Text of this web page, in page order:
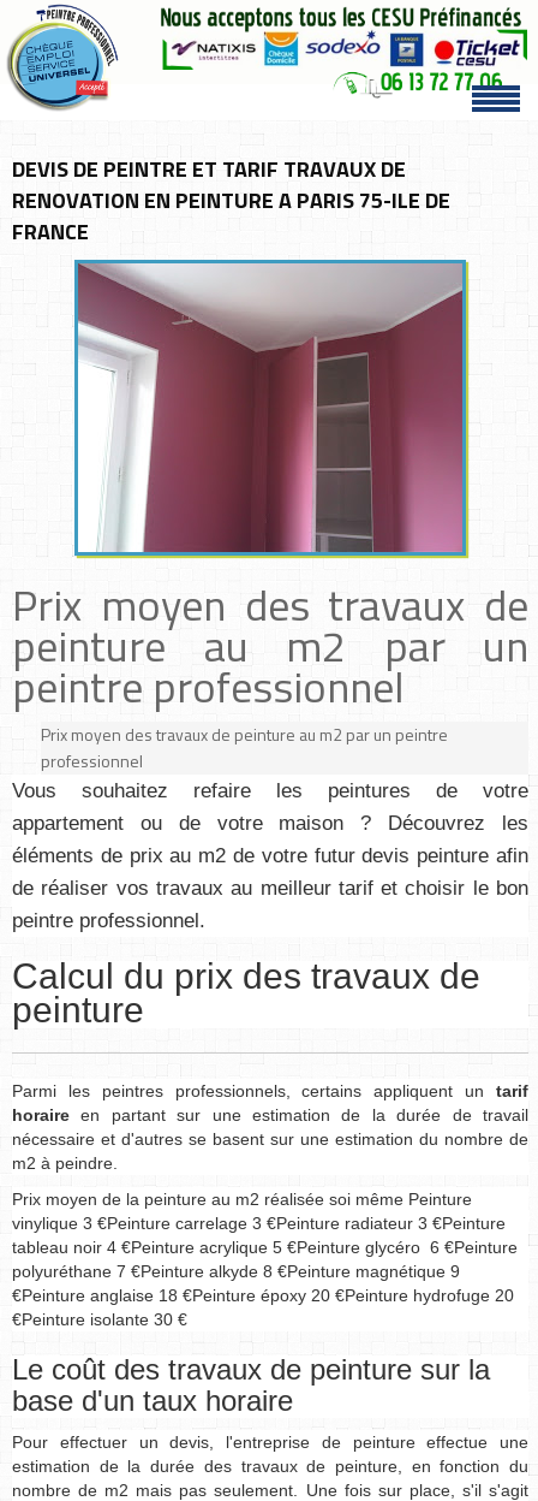
DEVIS DE PEINTRE ET TARIF TRAVAUX DE
RENOVATION EN PEINTURE A PARIS 75-ILE DE
FRANCE
Prix moyen des travaux de
peinture au m2 par un
peintre professionnel
Prix moyen des travaux de peinture au m2 par un peintre
professionnel
Vous souhaitez refaire les peintures de votre
appartement ou de votre maison ? Découvrez les
éléments de prix au m2 de votre futur devis peinture afin
de réaliser vos travaux au meilleur tarif et choisir le bon
peintre professionnel.
Calcul du prix des travaux de
peinture
Parmi les peintres professionnels, certains appliquent un
tarif
horaire en partant sur une estimation de la durée de travail
nécessaire et d'autres se basent sur une estimation du nombre de
m2 à peindre.
Prix moyen de la peinture au m2 réalisée soi même Peinture
vinylique 3 €Peinture carrelage 3 €Peinture radiateur 3 €Peinture
tableau noir 4 €Peinture acrylique 5 €Peinture glycéro 6 €Peinture
polyuréthane 7 €Peinture alkyde 8 €Peinture magnétique 9
€Peinture anglaise 18 €Peinture époxy 20 €Peinture hydrofuge 20
€Peinture isolante 30 €
Le coût des travaux de peinture sur la
base d'un taux horaire
Pour effectuer un devis, l'entreprise de peinture effectue une
estimation de la durée des travaux de peinture, en fonction du
nombre de m2 mais pas seulement. Une fois sur place, s'il s'agit